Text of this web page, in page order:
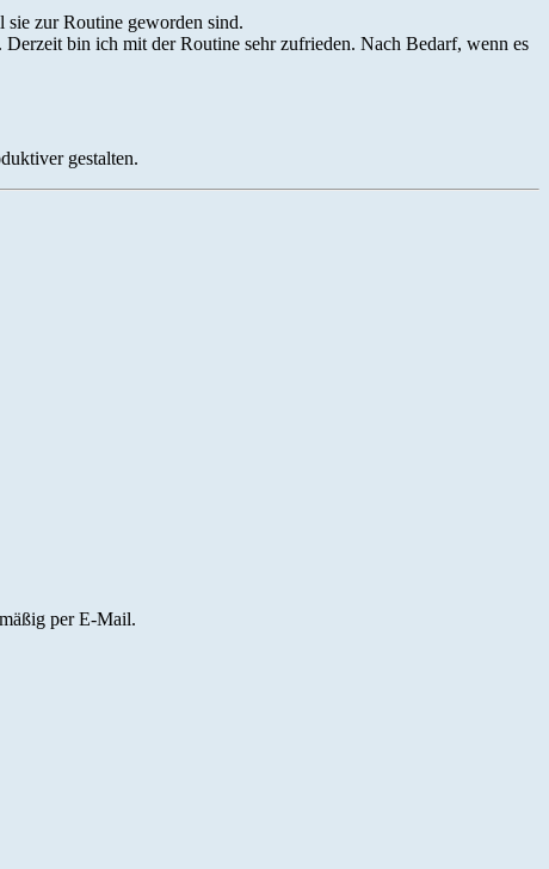
zur Routine geworden sind.
bin ich mit der Routine sehr zufrieden. Nach Bedarf, wenn es
gestalten.
per E-Mail.